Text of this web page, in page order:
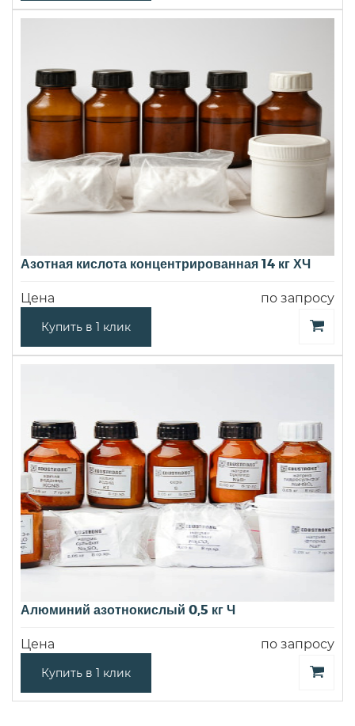
Азотная кислота концентрированная 14 кг ХЧ
Цена по запросу
Купить в 1 клик
Алюминий азотнокислый 0,5 кг Ч
Цена по запросу
Купить в 1 клик